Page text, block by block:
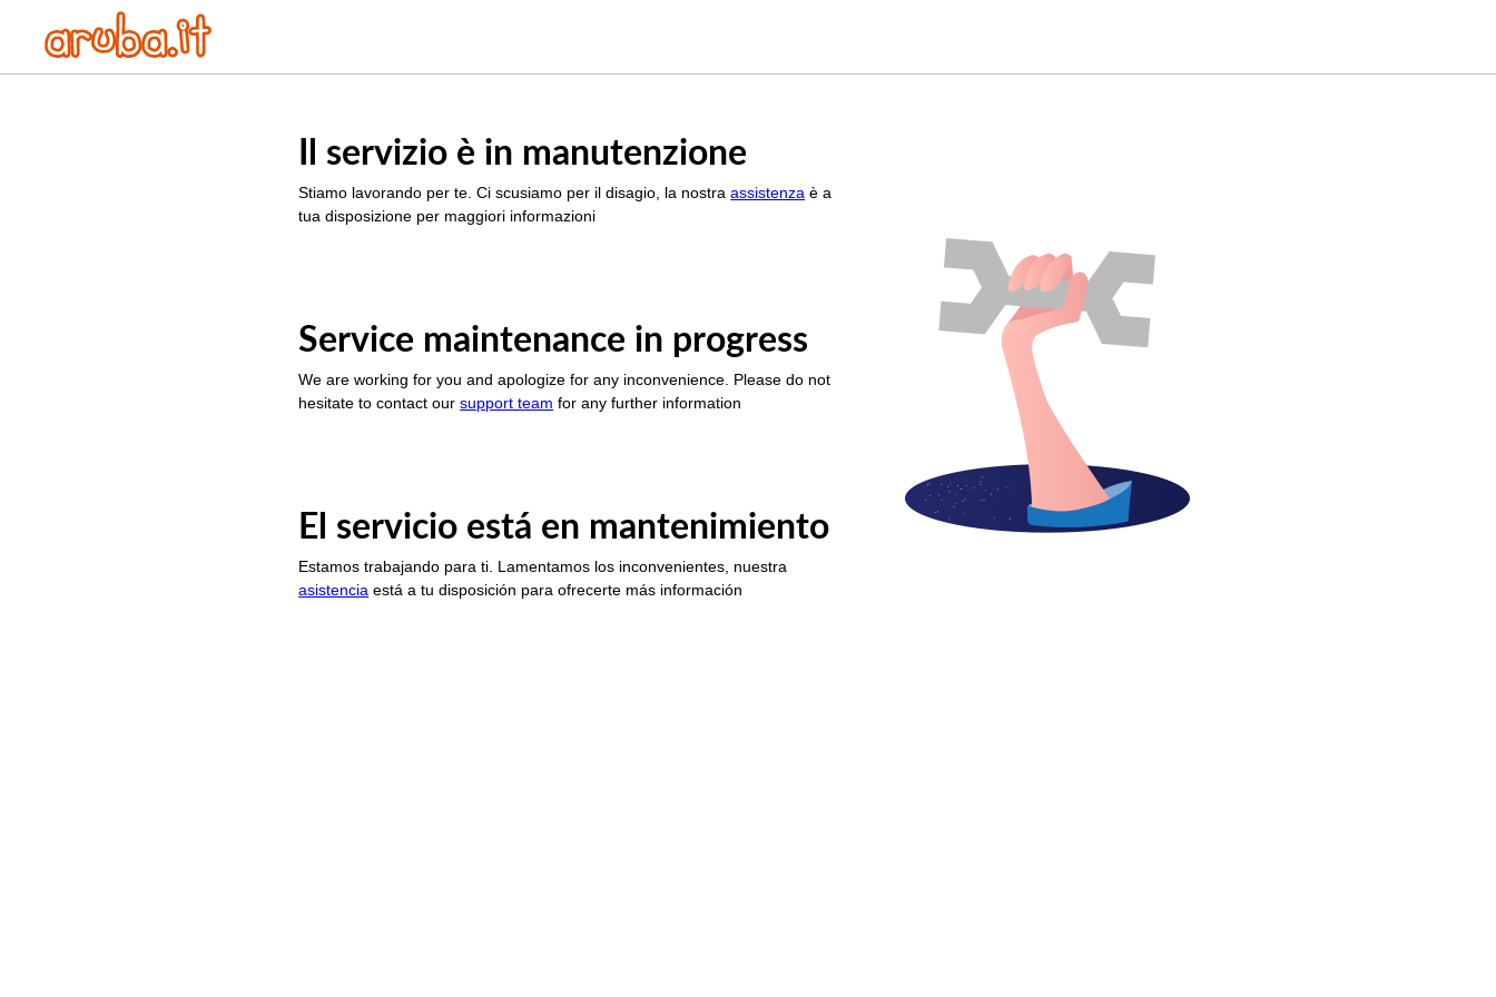
Il servizio è in manutenzione
Stiamo lavorando per te. Ci scusiamo per il disagio, la nostraassistenza è a
tua disposizione per maggiori informazioni
Service maintenance in progress
We are working for you and apologize for any inconvenience. Please do not
hesitate to contact oursupport team for any further information
El servicio está en mantenimiento
Estamos trabajando para ti. Lamentamos los inconvenientes, nuestra
asistencia está a tu disposición para ofrecerte más información